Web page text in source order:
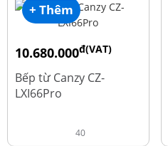
+ Thêm
10.680.000đ(VAT)
15.980.000
Bếp từ Canzy CZ-
LXI66Pro
40